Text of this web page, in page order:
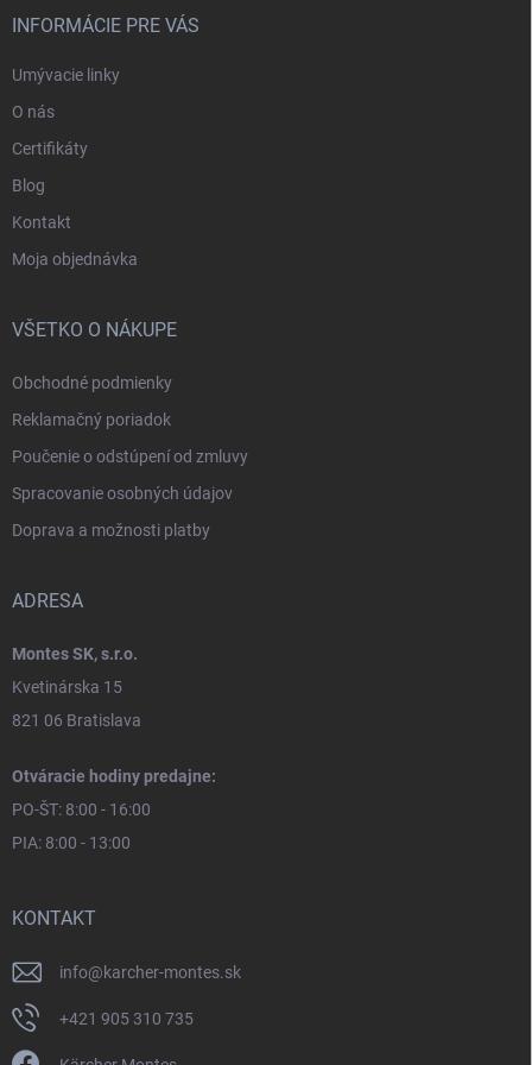
INFORMÁCIE PRE VÁS
Umývacie linky
O nás
Certifikáty
Blog
Kontakt
Moja objednávka
VŠETKO O NÁKUPE
Obchodné podmienky
Reklamačný poriadok
Poučenie o odstúpení od zmluvy
Spracovanie osobných údajov
Doprava a možnosti platby
ADRESA
Montes SK, s.r.o.
Kvetinárska 15
821 06 Bratislava
Otváracie hodiny predajne:
PO-ŠT: 8:00 - 16:00
PIA: 8:00 - 13:00
KONTAKT
info@karcher-montes.sk
+421 905 310 735